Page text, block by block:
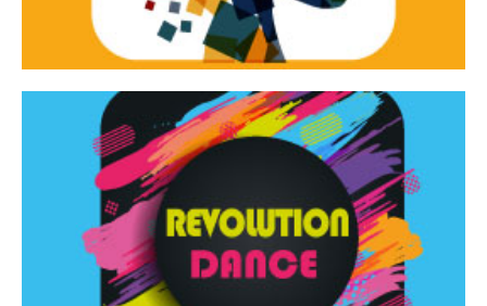
Revolution Dance
Rassegna di danza contemporanea – I Edizione